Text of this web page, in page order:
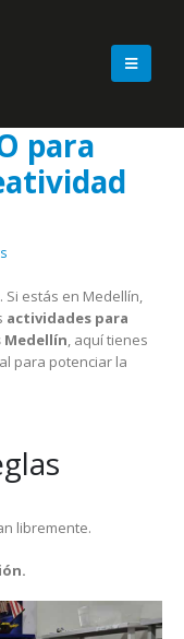
para
Si estás en Medellín,
actividades para
, aquí tienes
para potenciar la
libremente.